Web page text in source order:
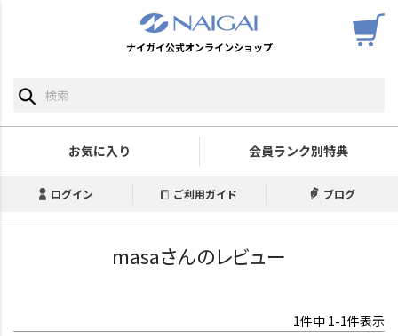
ナイガイ公式オンラインショップ
お気に入り 会員ランク別特典
ログイン ご利用ガイド ブログ
masaさんのレビュー
1件中 1-1件表示